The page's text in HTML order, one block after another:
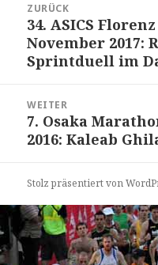
Navigation
ZURÜCK
Vorheriger
Beitrag:
34. ASICS
November 2017:
Sprintduell im
WEITER
Nächster
Beitrag:
7. Osaka
2016: Kaleab
Stolz präsentiert von